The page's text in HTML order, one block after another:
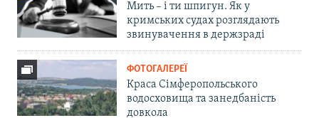
Мить – і ти шпигун. Як у
кримських судах розглядають
звинувачення в держзраді
ФОТОГАЛЕРЕЇ
Краса Сімферопольського
водосховища та занедбаність
довкола